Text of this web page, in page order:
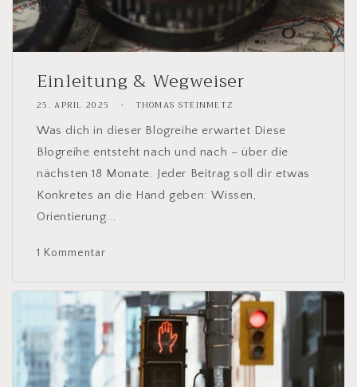
Einleitung & Wegweiser
25. APRIL 2025
THOMAS STEINMETZ
Was dich in dieser Blogreihe erwartet Diese
Blogreihe entsteht nach und nach – über die
nächsten 18 Monate. Jeder Beitrag soll dir etwas
Konkretes an die Hand geben: Wissen,
Orientierung...
1 Kommentar